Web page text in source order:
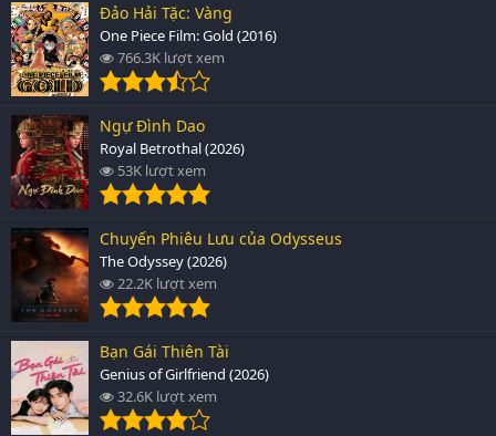
Đảo Hải Tặc: Vàng
One Piece Film: Gold (2016)
766.3K lượt xem
Ngự Đình Dao
Royal Betrothal (2026)
53K lượt xem
Chuyến Phiêu Lưu của Odysseus
The Odyssey (2026)
22.2K lượt xem
Bạn Gái Thiên Tài
Genius of Girlfriend (2026)
32.6K lượt xem